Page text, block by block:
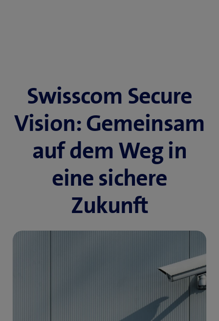
Swisscom Secure
Vision: Gemeinsam
auf dem Weg in
eine sichere
Zukunft